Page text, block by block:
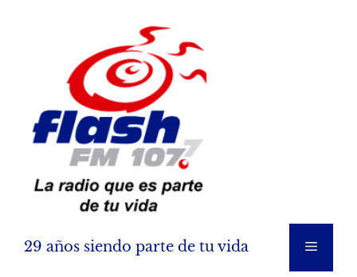
29 años siendo parte de tu vida Menú